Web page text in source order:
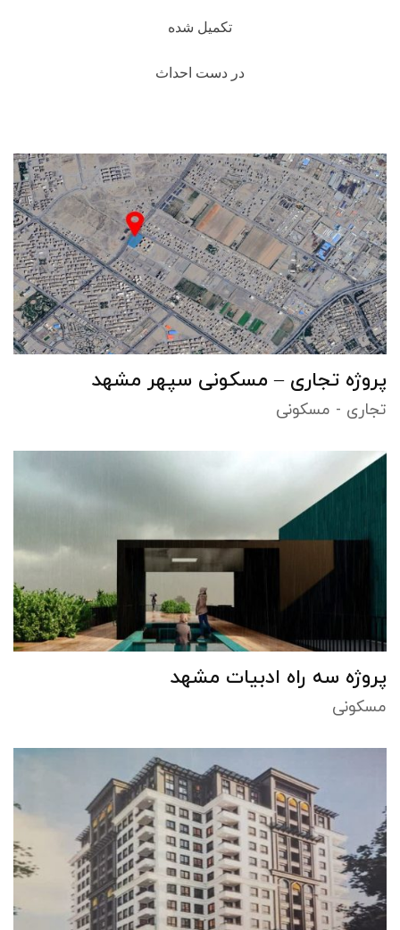
تکمیل شده
در دست احداث
پروژه تجاری – مسکونی سپهر مشهد
تجاری - مسکونی
پروژه سه راه ادبیات مشهد
مسکونی